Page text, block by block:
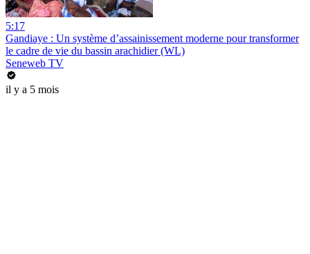
5:17
Gandiaye : Un système d’assainissement moderne pour transformer
le cadre de vie du bassin arachidier (WL)
Seneweb TV
il y a 5 mois